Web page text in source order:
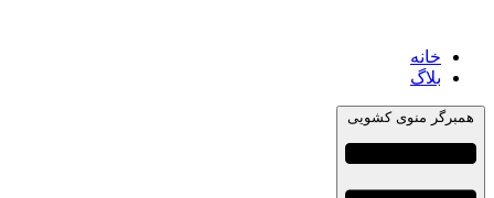
خانه
بلاگ
همبرگر منوی کشویی